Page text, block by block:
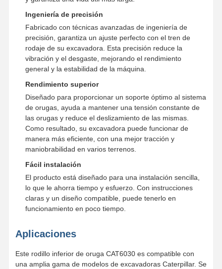
Ingeniería de precisión
Fabricado con técnicas avanzadas de ingeniería de
precisión, garantiza un ajuste perfecto con el tren de
rodaje de su excavadora. Esta precisión reduce la
vibración y el desgaste, mejorando el rendimiento
general y la estabilidad de la máquina.
Rendimiento superior
Diseñado para proporcionar un soporte óptimo al sistema
de orugas, ayuda a mantener una tensión constante de
las orugas y reduce el deslizamiento de las mismas.
Como resultado, su excavadora puede funcionar de
manera más eficiente, con una mejor tracción y
maniobrabilidad en varios terrenos.
Fácil instalación
El producto está diseñado para una instalación sencilla,
lo que le ahorra tiempo y esfuerzo. Con instrucciones
claras y un diseño compatible, puede tenerlo en
funcionamiento en poco tiempo.
Aplicaciones
Este rodillo inferior de oruga CAT6030 es compatible con
una amplia gama de modelos de excavadoras Caterpillar. Se